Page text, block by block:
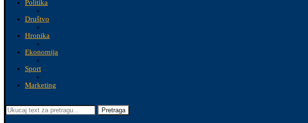
Politika
Društvo
Hronika
Ekonomija
Sport
Marketing
Pretraga